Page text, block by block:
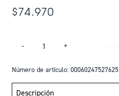
$74.970
- +
Número de artículo: 00060247527625
Descripción